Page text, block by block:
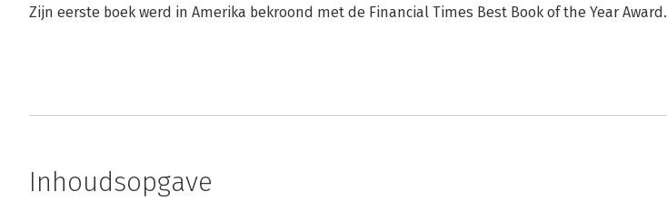
Zijn eerste boek werd in Amerika bekroond met de Financial Times Best Book of the Year Award.
Inhoudsopgave